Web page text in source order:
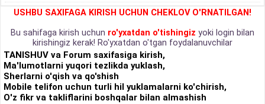
USHBU SAXIFAGA KIRISH UCHUN CHEKLOV O'RNATILGAN!
Bu sahifaga kirish uchun ro'yxatdan o'tishingiz yoki login bilan
kirishingiz kerak! Ro'yxatdan o'tgan foydalanuvchilar
TANISHUV va Forum saxifasiga kirish,
Ma'lumotlarni yuqori tezlikda yuklash,
Sherlarni o'qish va qo'shish
Mobile telifon uchun turli hil yuklamalarni ko'chirish,
O'z fikr va takliflarini boshqalar bilan almashish